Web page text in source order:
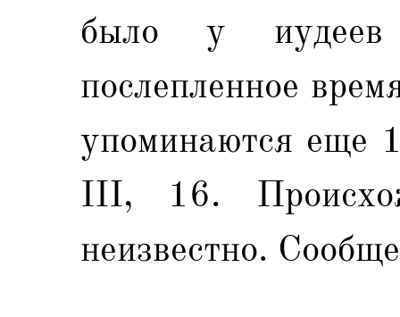
было у иудеев
послепленное
упоминаются
III, 16.
неизвестно.